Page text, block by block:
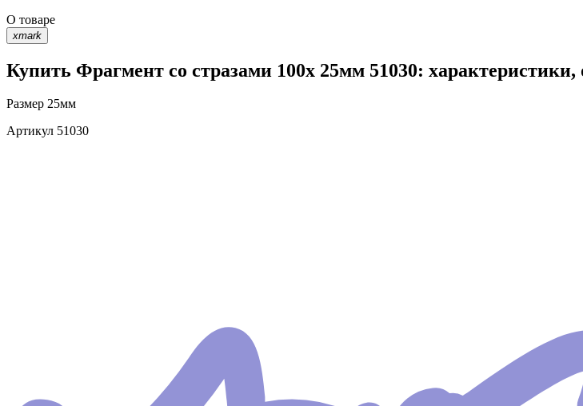
О товаре
xmark
Купить Фрагмент со стразами 100х 25мм 51030:
Размер 25мм
Артикул 51030